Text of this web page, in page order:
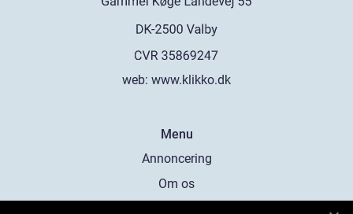
web: www.klikko.dk
Menu
Annoncering
Om os